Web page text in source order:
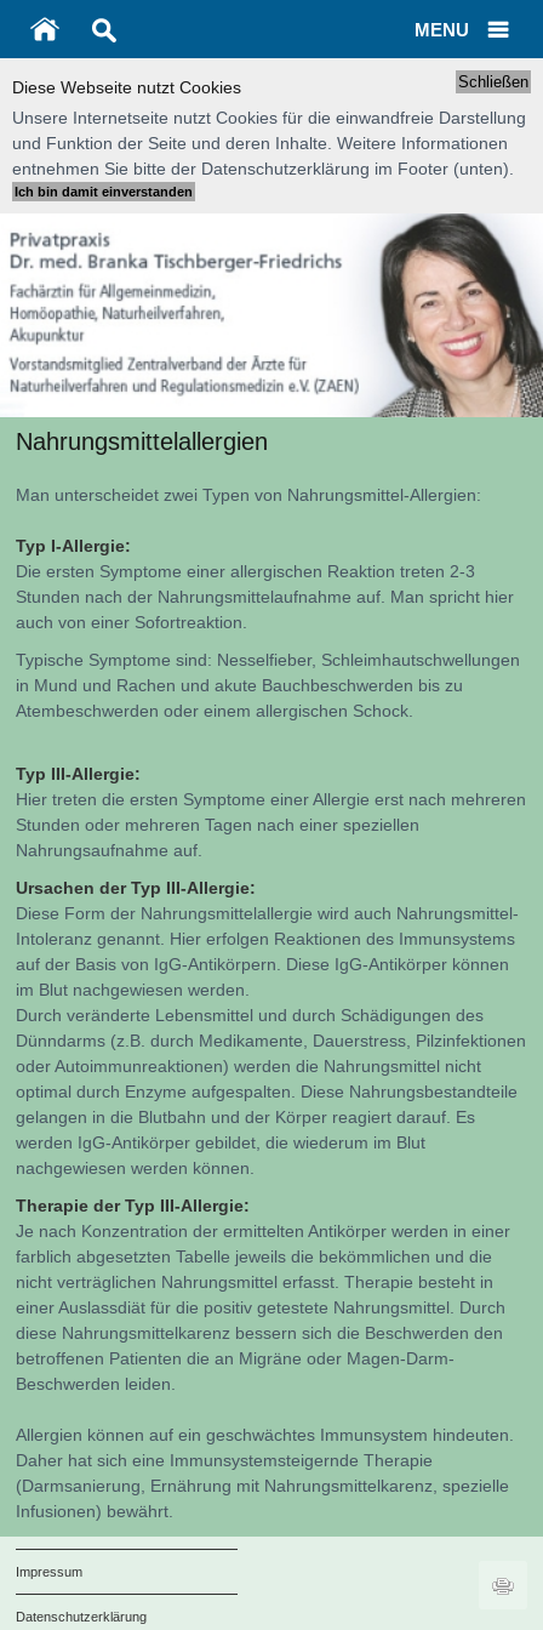
Schließen
Diese Webseite nutzt Cookies
Unsere Internetseite nutzt Cookies für die einwandfreie Darstellung
und Funktion der Seite und deren Inhalte. Weitere Informationen
entnehmen Sie bitte der Datenschutzerklärung im Footer (unten).
MENU
Nahrungsmittelallergien
Man unterscheidet zwei Typen von Nahrungsmittel-Allergien:
Typ I-Allergie:
Die ersten Symptome einer allergischen Reaktion treten 2-3
Stunden nach der Nahrungsmittelaufnahme auf. Man spricht hier
auch von einer Sofortreaktion.
Typische Symptome sind: Nesselfieber, Schleimhautschwellungen
in Mund und Rachen und akute Bauchbeschwerden bis zu
Atembeschwerden oder einem allergischen Schock.
Typ III-Allergie:
Hier treten die ersten Symptome einer Allergie erst nach mehreren
Stunden oder mehreren Tagen nach einer speziellen
Nahrungsaufnahme auf.
Ursachen der Typ III-Allergie:
Diese Form der Nahrungsmittelallergie wird auch Nahrungsmittel-
Intoleranz genannt. Hier erfolgen Reaktionen des Immunsystems
auf der Basis von IgG-Antikörpern. Diese IgG-Antikörper können
im Blut nachgewiesen werden.
Durch veränderte Lebensmittel und durch Schädigungen des
Dünndarms (z.B. durch Medikamente, Dauerstress, Pilzinfektionen
oder Autoimmunreaktionen) werden die Nahrungsmittel nicht
optimal durch Enzyme aufgespalten. Diese Nahrungsbestandteile
gelangen in die Blutbahn und der Körper reagiert darauf. Es
werden IgG-Antikörper gebildet, die wiederum im Blut
nachgewiesen werden können.
Therapie der Typ III-Allergie:
Je nach Konzentration der ermittelten Antikörper werden in einer
farblich abgesetzten Tabelle jeweils die bekömmlichen und die
nicht verträglichen Nahrungsmittel erfasst. Therapie besteht in
einer Auslassdiät für die positiv getestete Nahrungsmittel. Durch
diese Nahrungsmittelkarenz bessern sich die Beschwerden den
betroffenen Patienten die an Migräne oder Magen-Darm-
Beschwerden leiden.
Allergien können auf ein geschwächtes Immunsystem hindeuten.
Daher hat sich eine Immunsystemsteigernde Therapie
(Darmsanierung, Ernährung mit Nahrungsmittelkarenz, spezielle
Infusionen) bewährt.
Impressum
Datenschutzerklärung